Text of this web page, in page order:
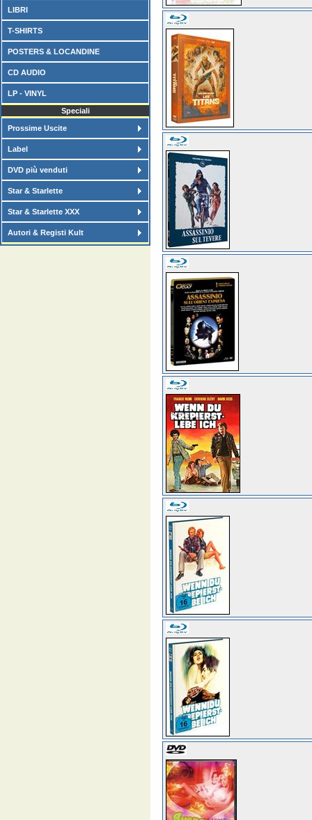
LIBRI
T-SHIRTS
POSTERS & LOCANDINE
CD AUDIO
LP - VINYL
Speciali
Prossime Uscite
Label
DVD più venduti
Star & Starlette
Star & Starlette XXX
Autori & Registi Kult